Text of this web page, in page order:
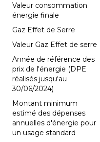
Valeur consommation
énergie finale
Gaz Effet de Serre
Valeur Gaz Effet de serre
Année de référence des
prix de l'énergie (DPE
réalisés jusqu'au
30/06/2024)
Montant minimum
estimé des dépenses
annuelles d'énergie pour
un usage standard